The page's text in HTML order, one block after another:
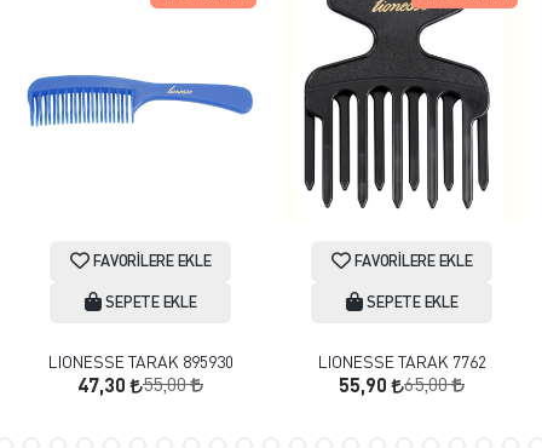
FAVORILERE EKLE
SEPETE EKLE
LIONESSE TARAK 895930
47,30 55,00
FAVORILERE EKLE
SEPETE EKLE
LIONESSE TARAK 7762
55,90 65,00